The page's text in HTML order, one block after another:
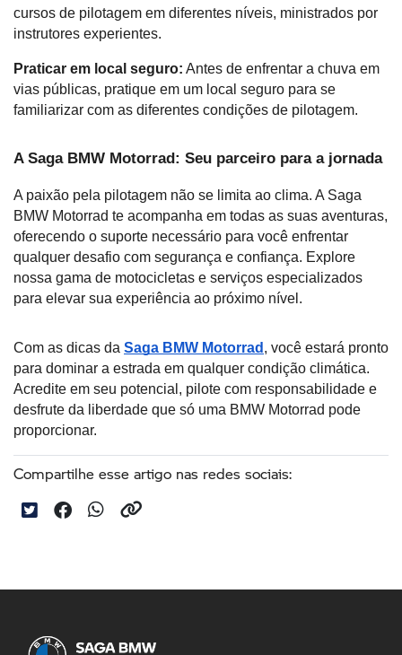
cursos de pilotagem em diferentes níveis, ministrados por
instrutores experientes.
Praticar em local seguro: Antes de enfrentar a chuva em
vias públicas, pratique em um local seguro para se
familiarizar com as diferentes condições de pilotagem.
A Saga BMW Motorrad: Seu parceiro para a jornada
A paixão pela pilotagem não se limita ao clima. A Saga
BMW Motorrad te acompanha em todas as suas aventuras,
oferecendo o suporte necessário para você enfrentar
qualquer desafio com segurança e confiança. Explore
nossa gama de motocicletas e serviços especializados
para elevar sua experiência ao próximo nível.
Com as dicas da Saga BMW Motorrad , você estará pronto
para dominar a estrada em qualquer condição climática.
Acredite em seu potencial, pilote com responsabilidade e
desfrute da liberdade que só uma BMW Motorrad pode
proporcionar.
Compartilhe esse artigo nas redes sociais: